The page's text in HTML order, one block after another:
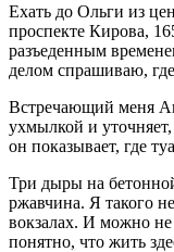
Ехать до Ольги из
проспекте Кирова,
разъеденным
делом спрашиваю,
Встречающий меня
ухмылкой и
он показывает, где
Три дыры на
ржавчина. Я такого
вокзалах. И можно
понятно, что жить